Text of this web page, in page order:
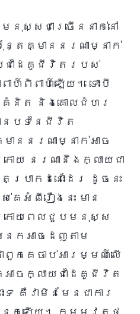
ស្សជាច្រើននាក់នៅ
ែគ្មាននរណាម្នាក់
ជាដៃគូជីវិតរបស់
ពិពាហ៍ឡើយ។ ទោះបី
និត និងគោលជំហរ
បទនៃជីវិត
ាននរណាម្នាក់អាច
ោយ នរណានឹងក្លាយជា
ាកដនោះដែរ ដូចនេះ
អំពីរឿងនេះ មាន
ោយពេលជួបមនុស្ស
អាចដេញតាម
ពួកគេចាប់អារម្មណ៍លើ
ចក្លាយជាដៃគូជីវិត
គឺវាមិនមែនជាការ